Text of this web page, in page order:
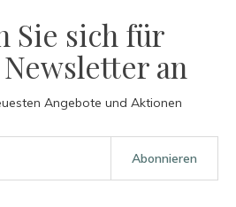
Sie sich für
an
Angebote und Aktionen
Abonnieren